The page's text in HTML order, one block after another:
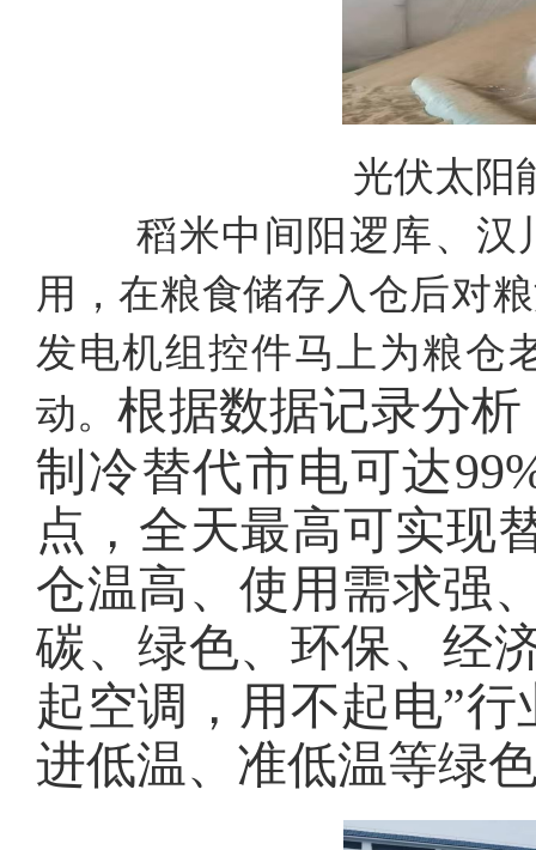
光伏太阳
稻米中间阳逻库、汉
用，在粮食储存入仓后对
发电机组控件马上为粮仓
动。根据数据记录分
制冷替代市电可达
点，全天最高可实现
仓温高、使用需求强
碳、绿色、环保、经
起空调，用不起电”
进低温、准低温等绿